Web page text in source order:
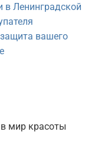
в Ленинградской
вашего
в мир красоты